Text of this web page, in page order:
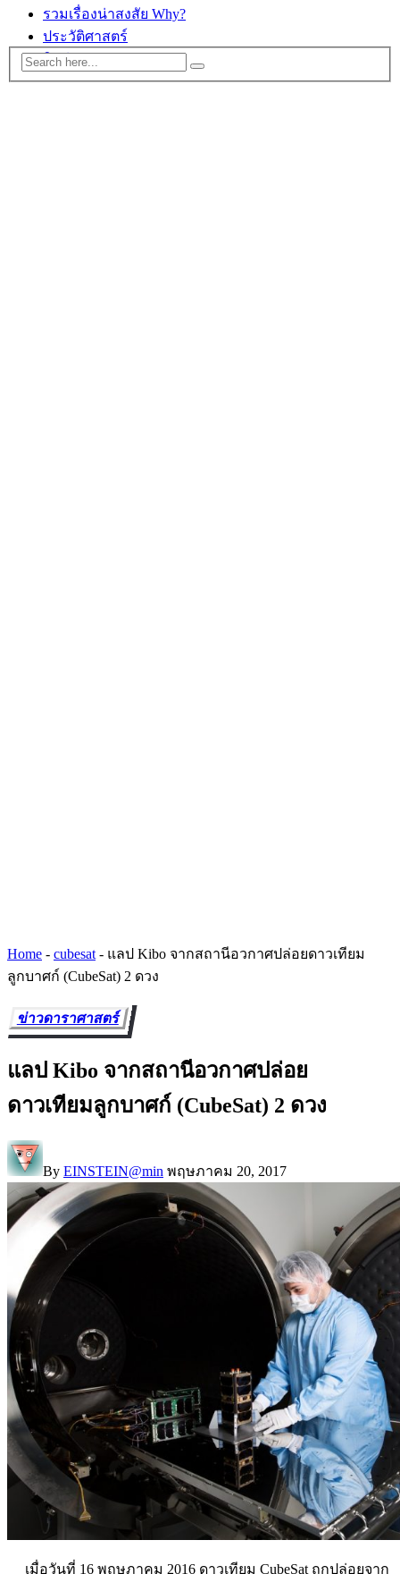
รวมเรื่องน่าสงสัย Why?
ประวัติศาสตร์
ติดต่อ
Home - cubesat- แลป Kibo จากสถานีอวกาศปล่อยดาวเทียม
ลูกบาศก์ (CubeSat) 2 ดวง
ข่าวดาราศาสตร์
แลป Kibo จากสถานีอวกาศปล่อย
ดาวเทียมลูกบาศก์ (CubeSat) 2 ดวง
By EINSTEIN@min พฤษภาคม 20, 2017
เมื่อวันที่ 16 พฤษภาคม 2016 ดาวเทียม CubeSat ถูกปล่อยจาก